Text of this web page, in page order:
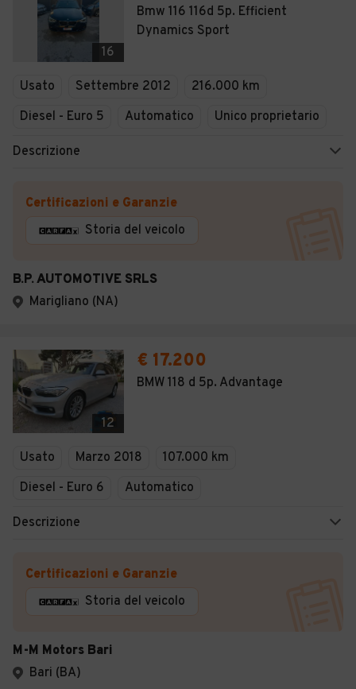
16
Bmw 116 116d 5p. Efficient
Dynamics Sport
Usato Settembre 2012
216.000 km
Diesel - Euro 5
Automatico Unico proprietario
Descrizione
Certificazioni e Garanzie
Storia del veicolo
B.P. AUTOMOTIVE SRLS
Marigliano (NA)
12
€ 17.200
BMW 118 d 5p. Advantage
Usato Marzo 2018
107.000 km
Diesel - Euro 6
Automatico
Descrizione
Certificazioni e Garanzie
Storia del veicolo
M-M Motors Bari
Bari (BA)